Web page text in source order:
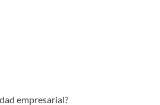
empresarial?